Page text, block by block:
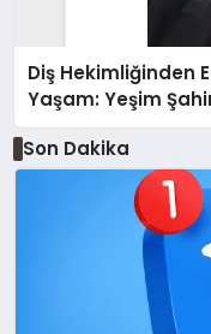
Diş Hekimliğinden
Yaşam: Yeşim
Son Dakika